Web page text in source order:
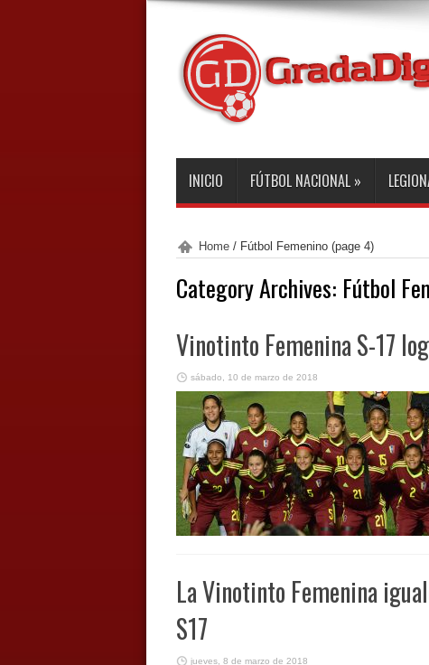
INICIO FÚTBOL NACIONAL »
Home/ Fútbol Femenino(page 4)
Category Archives: Fútbol
Vinotinto Femenina S-17
sábado, 10 de marzo de 2018
La Vinotinto Femenina
S17
jueves, 8 de marzo de 2018